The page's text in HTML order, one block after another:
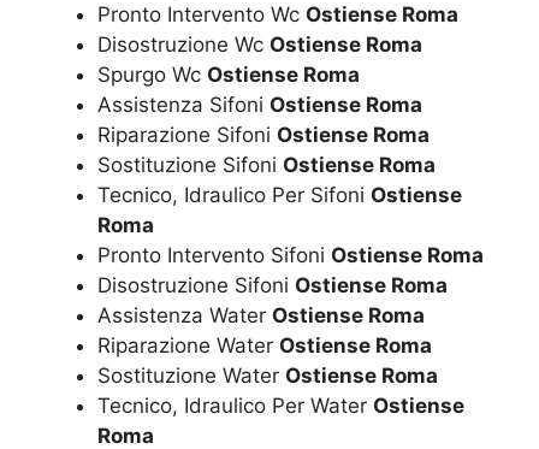
Pronto Intervento Wc Ostiense Roma
Disostruzione Wc Ostiense Roma
Spurgo Wc Ostiense Roma
Assistenza Sifoni Ostiense Roma
Riparazione Sifoni Ostiense Roma
Sostituzione Sifoni Ostiense Roma
Tecnico, Idraulico Per Sifoni Ostiense
Roma
Pronto Intervento Sifoni Ostiense Roma
Disostruzione Sifoni Ostiense Roma
Assistenza Water Ostiense Roma
Riparazione Water Ostiense Roma
Sostituzione Water Ostiense Roma
Tecnico, Idraulico Per Water Ostiense
Roma